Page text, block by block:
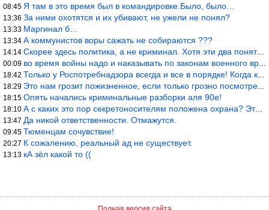
08:45 Я там в это время был в командировке.Было, было…
13:36 За ними охотятся и их убивают, не ужели не понял?
13:33 Маргинал б…
13:34 А коммунистов воры сажать не собираются ???
14:14 Скорее здесь политика, а не криминал. Хотя эти два понятия начин
00:09 во время войны надо и наказывать по законам военного времени, а
18:42 Только у Роспотребнадзора всегда и все в порядке! Когда касается
18:29 Это нам грозит пожизненное, если только грозно посмотреть в их с
18:15 Опять начались криминальные разборки аля 90е!
18:10 А с каких это пор секретоносителям положена охрана? Это его зада
13:47 Да никой ответственности. Отмажутся.
09:45 Тюменцам сочувствие!
20:27 К сожалению, реальный ад не существует.
13:13 кА зёл какой то ((